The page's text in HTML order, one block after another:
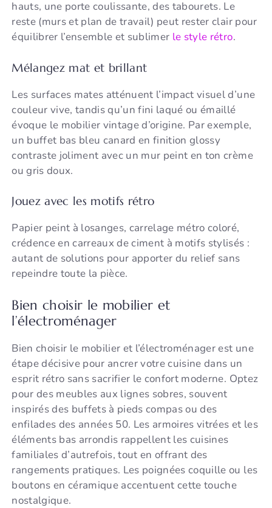
hauts, une porte coulissante, des tabourets. Le
reste (murs et plan de travail) peut rester clair pour
équilibrer l’ensemble et sublimer le style rétro.
Mélangez mat et brillant
Les surfaces mates atténuent l’impact visuel d’une
couleur vive, tandis qu’un fini laqué ou émaillé
évoque le mobilier vintage d’origine. Par exemple,
un buffet bas bleu canard en finition glossy
contraste joliment avec un mur peint en ton crème
ou gris doux.
Jouez avec les motifs rétro
Papier peint à losanges, carrelage métro coloré,
crédence en carreaux de ciment à motifs stylisés :
autant de solutions pour apporter du relief sans
repeindre toute la pièce.
Bien choisir le mobilier et
l’électroménager
Bien choisir le mobilier et l’électroménager est une
étape décisive pour ancrer votre cuisine dans un
esprit rétro sans sacrifier le confort moderne. Optez
pour des meubles aux lignes sobres, souvent
inspirés des buffets à pieds compas ou des
enfilades des années 50. Les armoires vitrées et les
éléments bas arrondis rappellent les cuisines
familiales d’autrefois, tout en offrant des
rangements pratiques. Les poignées coquille ou les
boutons en céramique accentuent cette touche
nostalgique.